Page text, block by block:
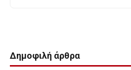
Δημοφιλή άρθρα